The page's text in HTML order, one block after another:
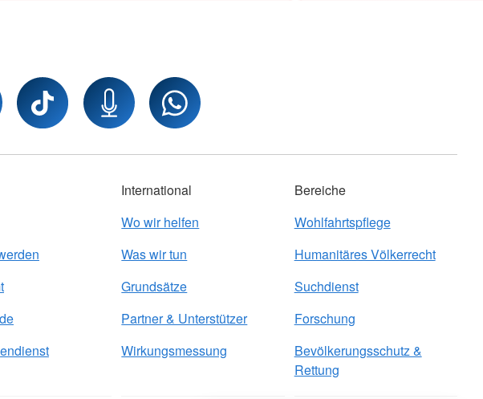
International
Wo wir helfen
Was wir tun
Grundsätze
Partner & Unterstützer
Wirkungsmessung
Bereiche
Wohlfahrtspflege
Humanitäres Völkerrecht
Suchdienst
Forschung
Bevölkerungsschutz &
Rettung